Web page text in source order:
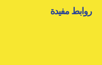
روابط مفيدة